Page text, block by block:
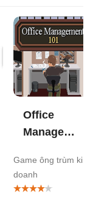
Office
Management
Game ông trùm kinh
doanh